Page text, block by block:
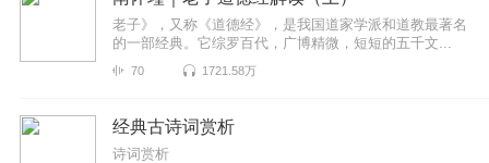
老子》，又称《道德经》，是我国道家学派和道教最著名
的一部经典。它综罗百代，广博精微，短短的五千文...
70 1721.58万
经典古诗词赏析
诗词赏析